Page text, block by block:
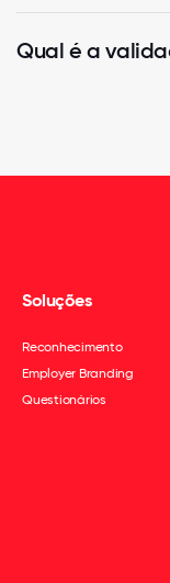
Qual é a
Soluções
Reconhecimento
Employer Branding
Questionários